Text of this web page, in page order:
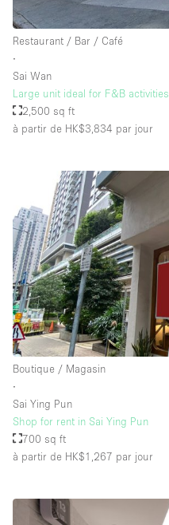
Restaurant / Bar / Café
∙
Sai Wan
Large unit ideal for F&B activities
2,500 sq ft
à partir de HK$3,834 par jour
Boutique / Magasin
∙
Sai Ying Pun
Shop for rent in Sai Ying Pun
700 sq ft
à partir de HK$1,267 par jour